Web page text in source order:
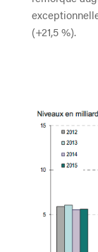
(+21,5 %).